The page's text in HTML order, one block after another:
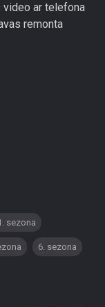
video ar telefona
remonta
sezona
6. sezona